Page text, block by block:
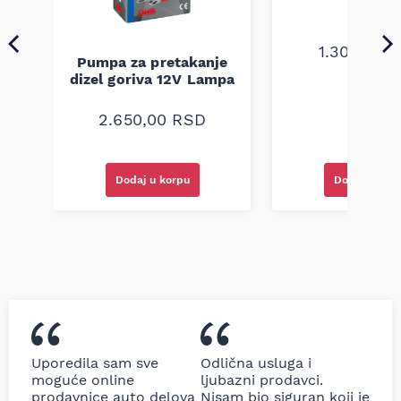
Pumpa za pretakanje
dizel goriva 12V Lampa
2.650,00 RSD
Dodaj u korpu
1.300,00
Dodaj u
Uporedila sam sve
moguće online
prodavnice auto delova
Odlična usluga i
ljubazni prodavci.
Nisam bio siguran koji je